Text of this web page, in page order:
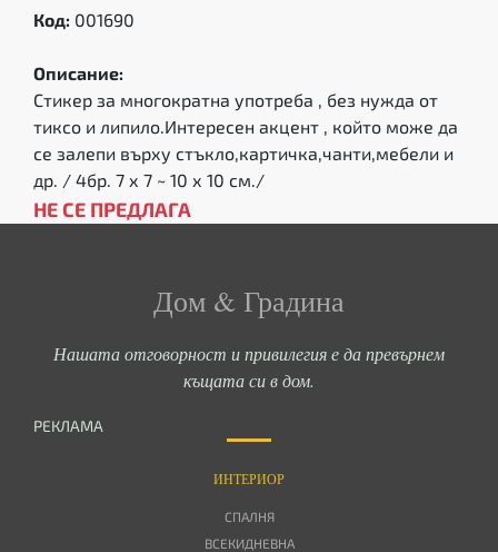
Код: 001690
Описание:
Стикер за многократна употреба , без нужда от
тиксо и липило.Интересен акцент , който може да
се залепи върху стъкло,картичка,чанти,мебели и
др. / 4бр. 7 х 7 ~ 10 х 10 см./
НЕ СЕ ПРЕДЛАГА
Дом & Градина
Нашата отговорност и привилегия е да превърнем
къщата си в дом.
РЕКЛАМА
ИНТЕРИОР
СПАЛНЯ
ВСЕКИДНЕВНА